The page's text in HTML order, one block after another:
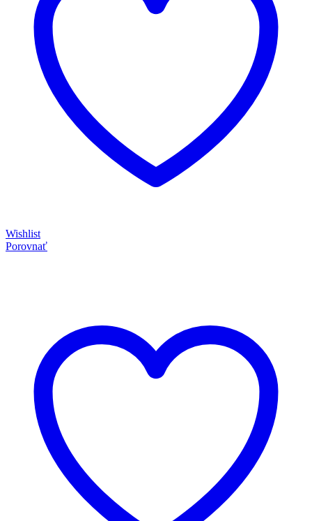
Wishlist
Porovnať